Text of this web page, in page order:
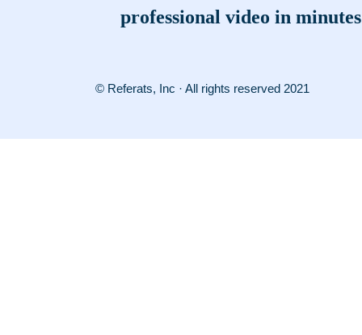
professional video in minutes
© Referats, Inc · All rights reserved 2021